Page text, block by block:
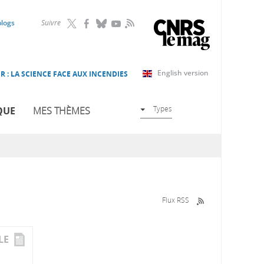
Suivre RSS
English version
: LA SCIENCE FACE AUX INCENDIES
MES THÈMES Types
Flux RSS